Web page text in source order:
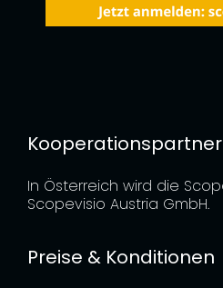
Kooperationspartner
In Österreich wird die
Scopevisio Austria GmbH.
Preise & Konditionen